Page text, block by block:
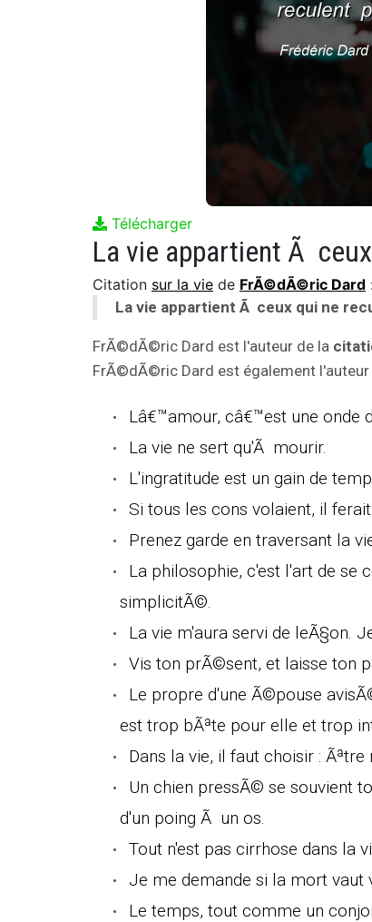
Télécharger
La vie appartient Ã
Citation sur la vie de FrÃ©dÃ©ric Dard
La vie appartient Ã ceux qui ne
FrÃ©dÃ©ric Dard est l'auteur de la
FrÃ©dÃ©ric Dard est également
Lâ€™amour, câ€™est une onde
La vie ne sert qu'Ã mourir.
L'ingratitude est un gain de
Si tous les cons volaient, il
Prenez garde en traversant la
La philosophie, c'est l'art de se
simplicitÃ©.
La vie m'aura servi de leÃ§on.
Vis ton prÃ©sent, et laisse ton
Le propre d'une Ã©pouse
est trop bÃªte pour elle et trop
Dans la vie, il faut choisir :
Un chien pressÃ© se souvient
d'un poing Ã un os.
Tout n'est pas cirrhose dans la
Je me demande si la mort vaut
Le temps, tout comme un